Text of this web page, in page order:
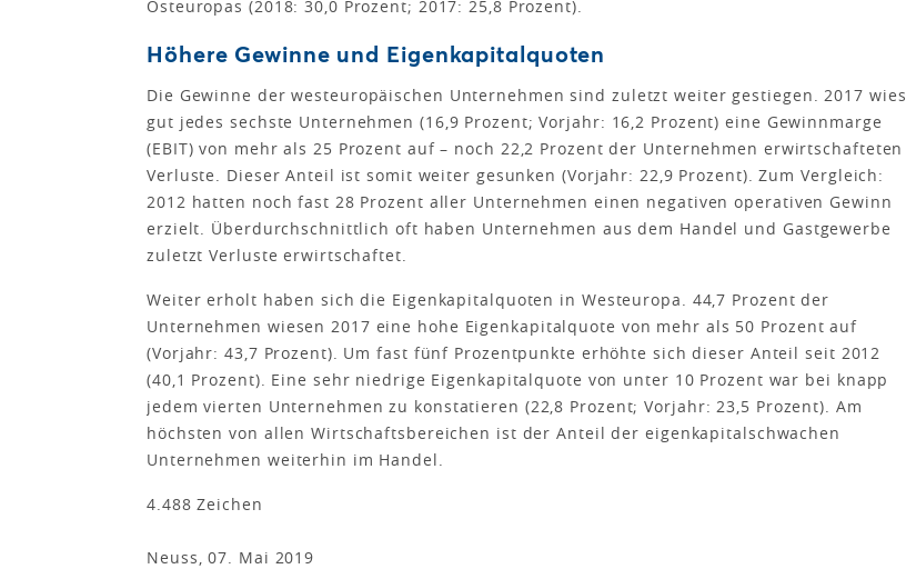
Osteuropas (2018: 30,0 Prozent; 2017: 25,8 Prozent).
Höhere Gewinne und Eigenkapitalquoten
Die Gewinne der westeuropäischen Unternehmen sind zuletzt weiter gestiegen. 2017 wies
gut jedes sechste Unternehmen (16,9 Prozent; Vorjahr: 16,2 Prozent) eine Gewinnmarge
(EBIT) von mehr als 25 Prozent auf – noch 22,2 Prozent der Unternehmen erwirtschafteten
Verluste. Dieser Anteil ist somit weiter gesunken (Vorjahr: 22,9 Prozent). Zum Vergleich:
2012 hatten noch fast 28 Prozent aller Unternehmen einen negativen operativen Gewinn
erzielt. Überdurchschnittlich oft haben Unternehmen aus dem Handel und Gastgewerbe
zuletzt Verluste erwirtschaftet.
Weiter erholt haben sich die Eigenkapitalquoten in Westeuropa. 44,7 Prozent der
Unternehmen wiesen 2017 eine hohe Eigenkapitalquote von mehr als 50 Prozent auf
(Vorjahr: 43,7 Prozent). Um fast fünf Prozentpunkte erhöhte sich dieser Anteil seit 2012
(40,1 Prozent). Eine sehr niedrige Eigenkapitalquote von unter 10 Prozent war bei knapp
jedem vierten Unternehmen zu konstatieren (22,8 Prozent; Vorjahr: 23,5 Prozent). Am
höchsten von allen Wirtschaftsbereichen ist der Anteil der eigenkapitalschwachen
Unternehmen weiterhin im Handel.
4.488 Zeichen
Neuss, 07. Mai 2019